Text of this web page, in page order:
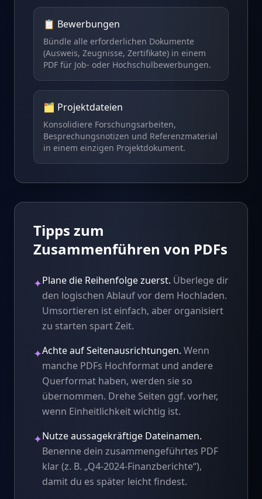
📋 Bewerbungen
Bündle alle erforderlichen Dokumente
(Ausweis, Zeugnisse, Zertifikate) in einem
PDF für Job- oder Hochschulbewerbungen.
🗂️ Projektdateien
Konsolidiere Forschungsarbeiten,
Besprechungsnotizen und Referenzmaterial
in einem einzigen Projektdokument.
Tipps zum
Zusammenführen von PDFs
✦Plane die Reihenfolge zuerst. Überlege dir
den logischen Ablauf vor dem Hochladen.
Umsortieren ist einfach, aber organisiert
zu starten spart Zeit.
✦Achte auf Seitenausrichtungen. Wenn
manche PDFs Hochformat und andere
Querformat haben, werden sie so
übernommen. Drehe Seiten ggf. vorher,
wenn Einheitlichkeit wichtig ist.
✦Nutze aussagekräftige Dateinamen.
Benenne dein zusammengeführtes PDF
klar (z. B. „Q4-2024-Finanzberichte“),
damit du es später leicht findest.